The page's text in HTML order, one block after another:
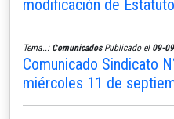
modificación de
Tema..: ComunicadosPublicado el 09-
Comunicado Sindicato
miércoles 11 de